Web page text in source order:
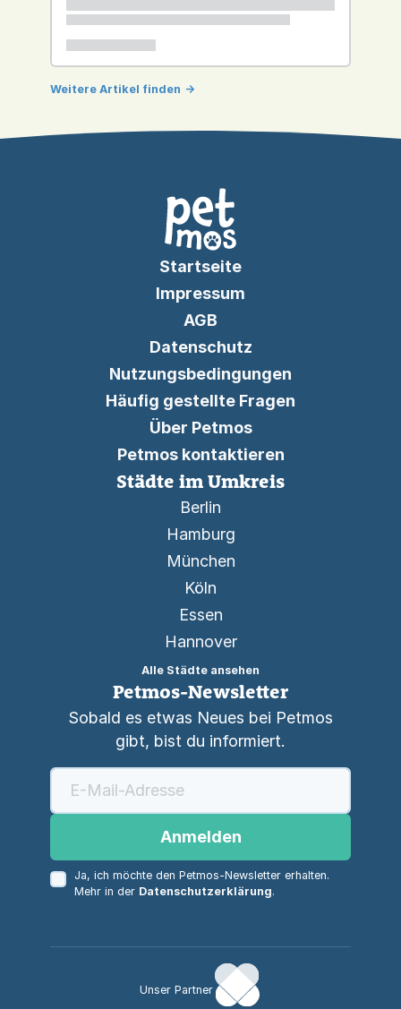
Weitere Artikel finden ->
Startseite
Impressum
AGB
Datenschutz
Nutzungsbedingungen
Häufig gestellte Fragen
Über Petmos
Petmos kontaktieren
Städte im Umkreis
Berlin
Hamburg
München
Köln
Essen
Hannover
Alle Städte ansehen
Petmos-Newsletter
Sobald es etwas Neues bei Petmos
gibt, bist du informiert.
Anmelden
Ja, ich möchte den Petmos-Newsletter erhalten.
Mehr in der Datenschutzerklärung.
Unser Partner